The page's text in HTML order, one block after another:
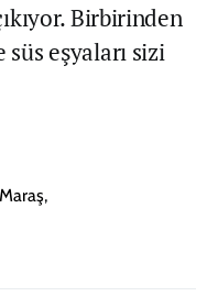
Birbirinden
eşyaları sizi
Maraş,